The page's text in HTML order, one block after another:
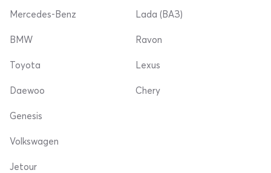
Mercedes-Benz Lada (ВАЗ)
BMW
Toyota
Daewoo
Ravon
Lexus
Chery
Genesis
Volkswagen
Jetour